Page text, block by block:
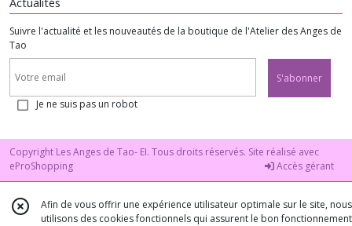
Suivre l'actualité et les nouveautés de la boutique de l'Atelier des Anges de
Tao
S'abonner
Je ne suis pas un robot
Copyright Les Anges de Tao- EI. Tous droits réservés. Site réalisé avec
eProShopping
Accès gérant
Afin de vous offrir une expérience utilisateur optimale sur le site, nous
utilisons des cookies fonctionnels qui assurent le bon fonctionnement